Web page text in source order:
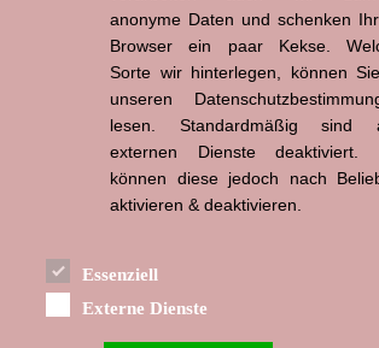
anonyme Daten und schenken
Browser ein paar Kekse.
Sorte wir hinterlegen, können
unseren
lesen. Standardmäßig sind
externen Dienste deaktiviert.
können diese jedoch nach
aktivieren & deaktivieren.
Essenziell
Externe Dienste